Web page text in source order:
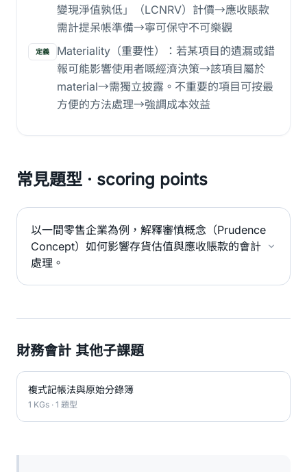
變現淨值孰低」（LCNRV）計價→應收賬款
需計提呆帳準備→寧可保守不可樂觀
定義
Materiality（重要性）：若某項目的遺漏或錯
報可能影響使用者嘅經濟決策→該項目屬於
material→需獨立披露。不重要的項目可按最
方便的方法處理→強調成本效益
常見題型 · scoring points
以一間零售企業為例，解釋審慎概念（Prudence
Concept）如何影響存貨估值與應收賬款的會計
處理。
財務會計 其他子課題
複式記帳法與原始分錄簿
1 KGs · 1 題型